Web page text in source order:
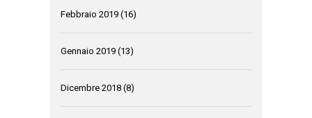
Febbraio 2019 (16)
Gennaio 2019 (13)
Dicembre 2018 (8)